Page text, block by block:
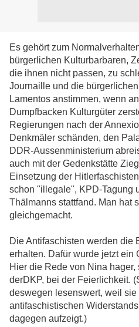
Es gehört zum
bürgerlichen Kulturbarbaren,
die ihnen nicht passen, zu
Journaille und die
Lamentos anstimmen, wenn
Dumpfbacken Kulturgüter
Regierungen nach der
Denkmäler schänden, den
DDR-Aussenministerium
auch mit der Gedenkstätte
Einsetzung der
schon "illegale", KPD-Tagung
Thälmanns stattfand. Man hat
gleichgemacht.
Die Antifaschisten werden die
erhalten. Dafür wurde jetzt ein
Hier die Rede von Nina
derDKP, bei der Feierlichkeit.
deswegen lesenswert, weil sie
antifaschistischen
dagegen aufzeigt.)